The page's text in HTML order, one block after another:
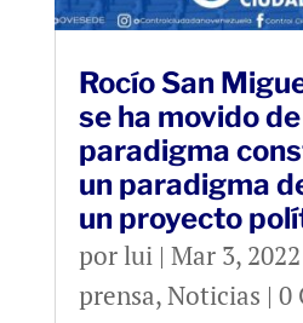
Rocío San
se ha movido
paradigma
un paradigma
un proyecto
porlui| Mar 3, 2022
prensa,Noticias | 0